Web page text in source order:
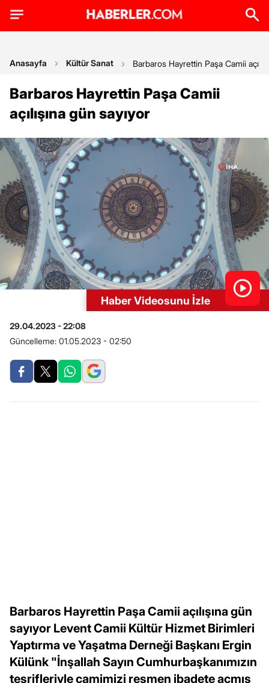
Anasayfa Kültür Sanat Barbaros Hayrettin Paşa Camii
Barbaros Hayrettin Paşa Camii
açılışına gün sayıyor
Haber Videosunu İzle
29.04.2023 - 22:08
Güncelleme: 01.05.2023 - 02:50
Barbaros Hayrettin Paşa Camii açılışına gün
sayıyor Levent Camii Kültür Hizmet Birimleri
Yaptırma ve Yaşatma Derneği Başkanı Ergin
Külünk "İnşallah Sayın Cumhurbaşkanımızın
teşrifleriyle camimizi resmen ibadete açmış